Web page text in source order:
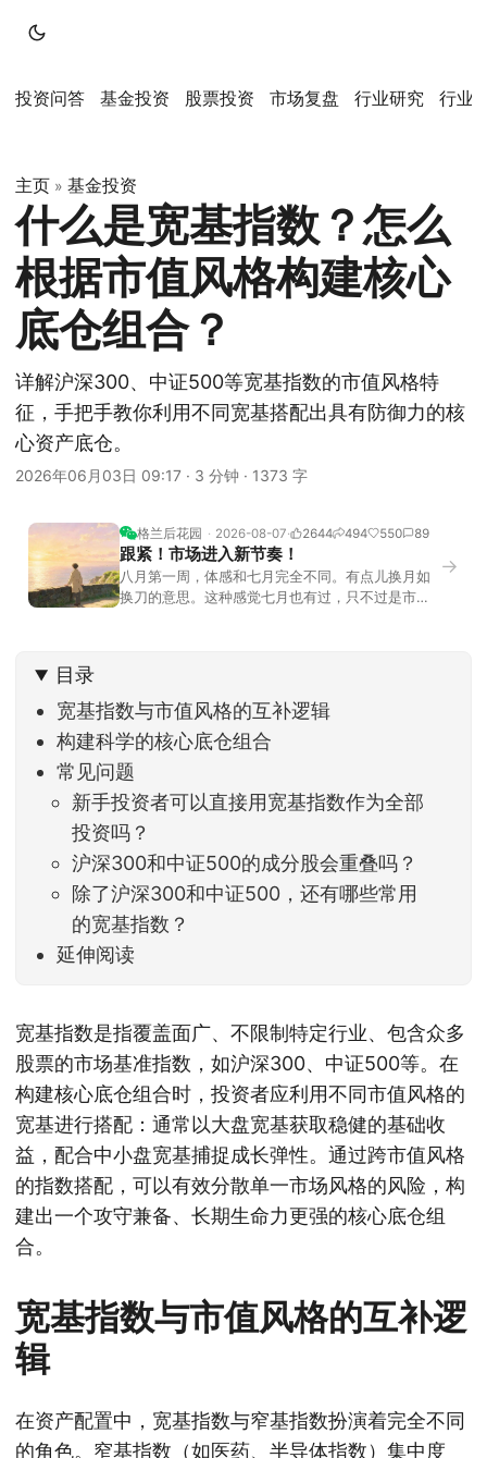
投资问答 基金投资 股票投资 市场复盘 行业研究 行业
主页 » 基金投资
什么是宽基指数？怎么
根据市值风格构建核心
底仓组合？
详解沪深300、中证500等宽基指数的市值风格特
征，手把手教你利用不同宽基搭配出具有防御力的核
心资产底仓。
2026年06月03日 09:17 · 3 分钟 · 1373 字
格兰后花园 2026-08-07 2644 494 550 89
跟紧！市场进入新节奏！
八月第一周，体感和七月完全不同。有点儿换月如
换刀的意思。这种感觉七月也有过，只不过是市场
家感受到了春天般的暖风。指数涨了百点，交易额
回暖到2
→
目录
宽基指数与市值风格的互补逻辑
构建科学的核心底仓组合
常见问题
新手投资者可以直接用宽基指数作为全部
投资吗？
沪深300和中证500的成分股会重叠吗？
除了沪深300和中证500，还有哪些常用
的宽基指数？
延伸阅读
宽基指数是指覆盖面广、不限制特定行业、包含众多
股票的市场基准指数，如沪深300、中证500等。在
构建核心底仓组合时，投资者应利用不同市值风格的
宽基进行搭配：通常以大盘宽基获取稳健的基础收
益，配合中小盘宽基捕捉成长弹性。通过跨市值风格
的指数搭配，可以有效分散单一市场风格的风险，构
建出一个攻守兼备、长期生命力更强的核心底仓组
合。
宽基指数与市值风格的互补逻
辑
在资产配置中，宽基指数与窄基指数扮演着完全不同
的角色。窄基指数（如医药、半导体指数）集中度